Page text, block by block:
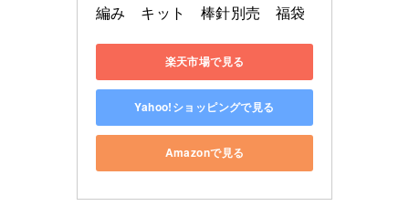
編み　キット　棒針別売　福袋
楽天市場で見る
Yahoo!ショッピングで見る
Amazonで見る